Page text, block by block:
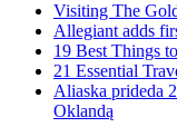
Visiting The
Allegiant adds
19 Best Things
21 Essential
Aliaska prideda
Oklandą